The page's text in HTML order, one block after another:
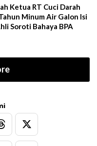
Ketua RT Cuci Darah
Minum Air Galon Isi
Soroti Bahaya BPA